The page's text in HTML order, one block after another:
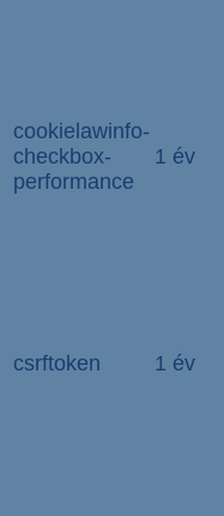
cookielawinfo-
checkbox-
performance
1 év
csrftoken 1 év